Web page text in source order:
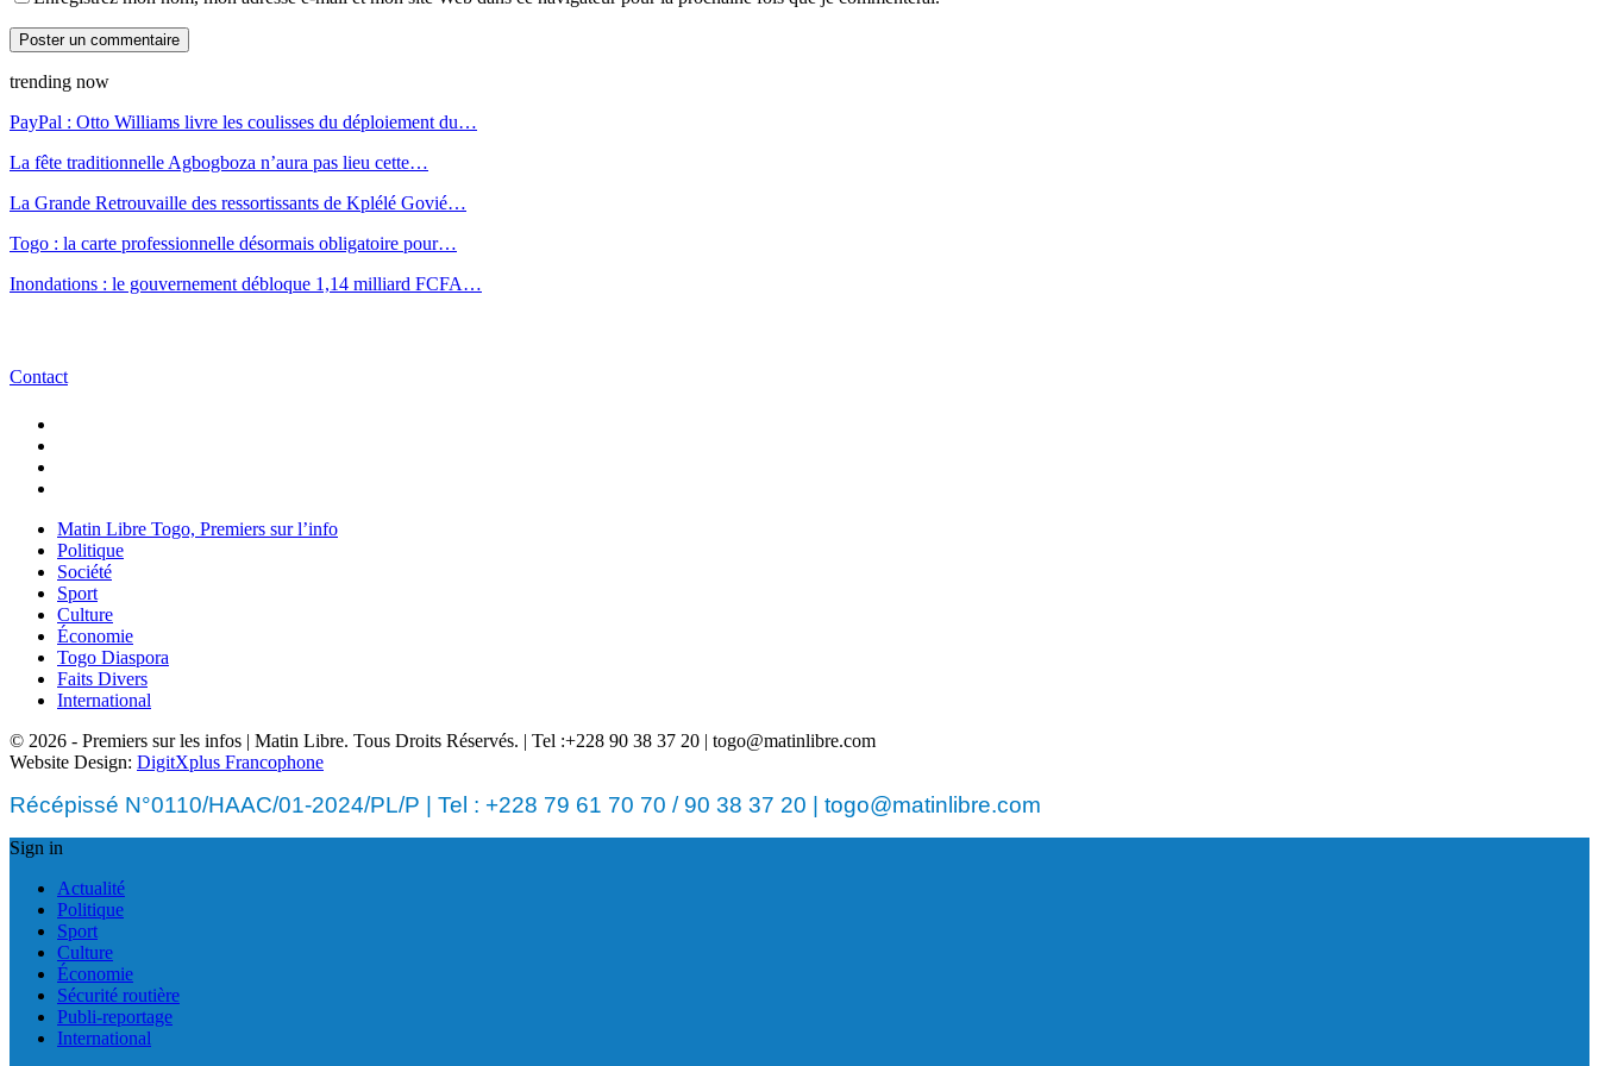
trending now
PayPal : Otto Williams livre les coulisses du déploiement du…
La fête traditionnelle Agbogboza n’aura pas lieu cette…
La Grande Retrouvaille des ressortissants de Kplélé Govié…
Togo : la carte professionnelle désormais obligatoire pour…
Inondations : le gouvernement débloque 1,14 milliard FCFA…
Contact
Matin Libre Togo, Premiers sur l’info
Politique
Société
Sport
Culture
Économie
Togo Diaspora
Faits Divers
International
© 2026 - Premiers sur les infos | Matin Libre. Tous Droits Réservés. | Tel :+228 90 38 37 20 | togo@matinlibre.com
Website Design: DigitXplus Francophone
Récépissé N°0110/HAAC/01-2024/PL/P | Tel : +228 79 61 70 70 / 90 38 37 20 | togo@matinlibre.com
Sign in
Actualité
Politique
Sport
Culture
Économie
Sécurité routière
Publi-reportage
International